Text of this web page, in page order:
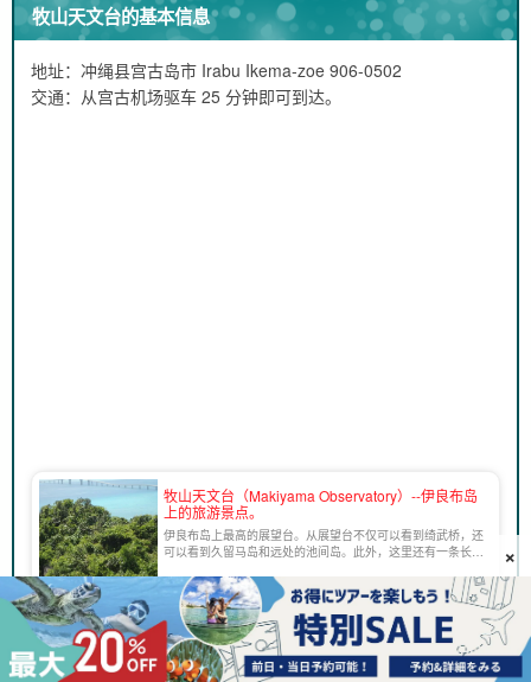
牧山天文台的基本信息
地址：冲绳县宫古岛市 Irabu Ikema-zoe 906-0502
交通：从宫古机场驱车 25 分钟即可到达。
牧山天文台（Makiyama Observatory）--伊良布岛
上的旅游景点。
伊良布岛上最高的展望台。从展望台不仅可以看到绮武桥，还
可以看到久留马岛和远处的池间岛。此外，这里还有一条长
×